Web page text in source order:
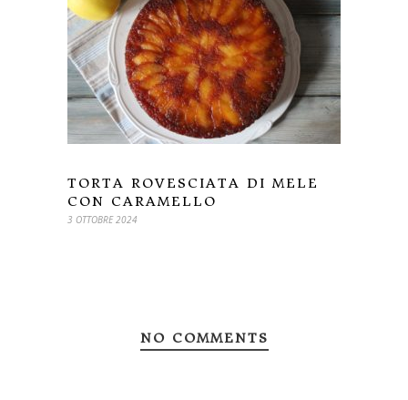
TORTA ROVESCIATA DI MELE
CON CARAMELLO
3 OTTOBRE 2024
NO COMMENTS